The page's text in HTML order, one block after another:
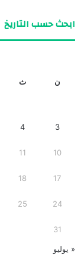
ابحث حسب التاريخ
ن ث
3
4
10
11
17
18
24
25
31
« يوليو